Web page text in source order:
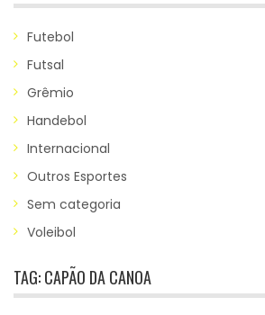
Futebol
Futsal
Grêmio
Handebol
Internacional
Outros Esportes
Sem categoria
Voleibol
TAG:CAPÃO DA CANOA